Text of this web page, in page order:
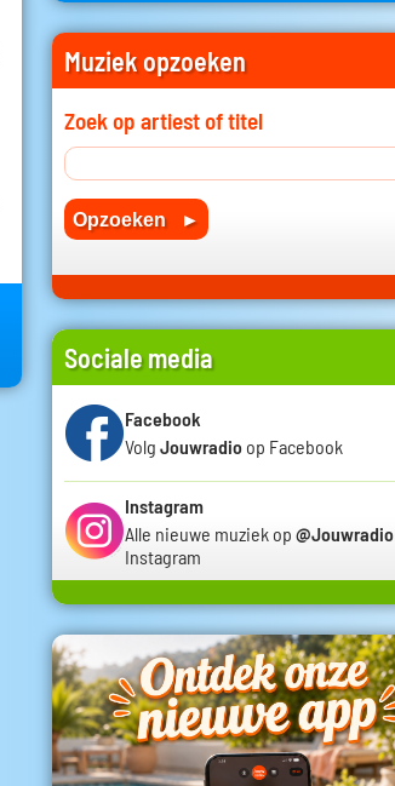
Muziek opzoeken
Zoek op artiest of titel
Sociale media
Facebook
Volg Jouwradio op Facebook
Instagram
Alle nieuwe muziek op @Jouwradio
Instagram